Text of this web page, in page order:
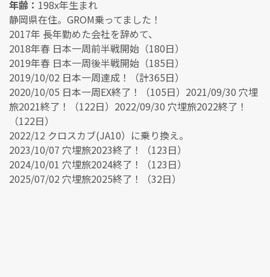
年齢： 198x年生まれ
静岡県在住。GROM乗ってました！
2017年 長年勤めた会社を辞めて、
2018年春 日本一周前半戦開始（180日）
2019年春 日本一周後半戦開始（185日）
2019/10/02 日本一周達成！（計365日）
2020/10/05 日本一周EX終了！（105日）2021/09/30 穴埋
旅2021終了！（122日）2022/09/30 穴埋旅2022終了！
（122日）
2022/12 クロスカブ(JA10）に乗り換え。
2023/10/07 穴埋旅2023終了！（123日）
2024/10/01 穴埋旅2024終了！（123日）
2025/07/02 穴埋旅2025終了！（32日）